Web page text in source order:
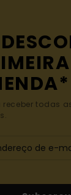
receber todas